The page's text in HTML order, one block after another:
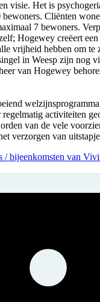
visie. Het is
Cliënten
7 bewoners.
Hogewey creëert
vrijheid hebben om
in Weesp zijn nog
van Hogewey
activiteiten
van de vele
verzorgen van
/ bijeenkomsten van